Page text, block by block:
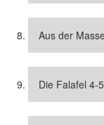
Aus der
Die Falafel 4-